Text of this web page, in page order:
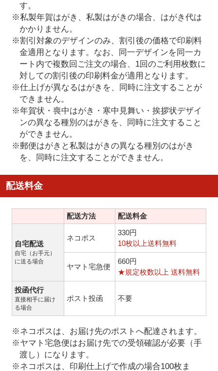
す。
※私製年賀はがき、私製はがきの場合、はがき代は
かかりません。
※割引対象のデザインのみ、割引後の価格で印刷料
金適用となります。なお、同一デザインを同一カ
ート内で複数回ご注文の場合、1回のご利用枚数に
対しての割引後の印刷料金が適用となります。
※仕上げが異なるはがきを、同時に注文することが
できません。
※年賀状・喪中はがき・寒中見舞い・挨拶状デザイ
ンの異なる種別のはがきを、同時に注文すること
ができません。
※郵便はがきと私製はがきの異なる種別のはがき
を、同時に注文することができません。
配送料金
配送方法 配送料金
自宅配送
自宅（お手元）
に送る場合
ネコポス
330円
10枚以上送料無料
ヤマト宅急便
660円
★規定枚数以上 送料無料
投函代行
直接相手に届け
る場合
ポスト投函 不要
※ネコポスは、お届け先のポストへ配達されます。
※ヤマト宅急便はお届け先での受領確認が必要（手
渡し）になります。
※ネコポスは、印刷仕上げで作成の場合100枚ま